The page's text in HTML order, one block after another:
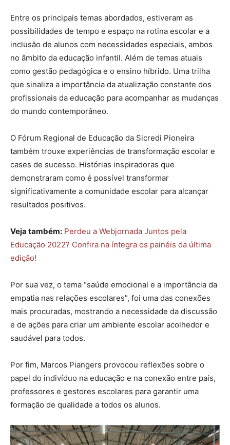
Entre os principais temas abordados, estiveram as
possibilidades de tempo e espaço na rotina escolar e a
inclusão de alunos com necessidades especiais, ambos
no âmbito da educação infantil. Além de temas atuais
como gestão pedagógica e o ensino híbrido. Uma trilha
que sinaliza a importância da atualização constante dos
profissionais da educação para acompanhar as mudanças
do mundo contemporâneo.
O Fórum Regional de Educação da Sicredi Pioneira
também trouxe experiências de transformação escolar e
cases de sucesso. Histórias inspiradoras que
demonstraram como é possível transformar
significativamente a comunidade escolar para alcançar
resultados positivos.
Veja também: Perdeu a Webjornada Juntos pela
Educação 2022? Confira na íntegra os painéis da última
edição!
Por sua vez, o tema “saúde emocional e a importância da
empatia nas relações escolares”, foi uma das conexões
mais procuradas, mostrando a necessidade da discussão
e de ações para criar um ambiente escolar acolhedor e
saudável para todos.
Por fim, Marcos Piangers provocou reflexões sobre o
papel do indivíduo na educação e na conexão entre pais,
professores e gestores escolares para garantir uma
formação de qualidade a todos os alunos.